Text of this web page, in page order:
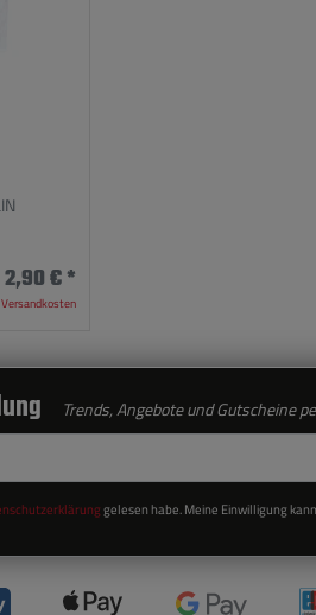
€ *
Versandkosten
Trends, Angebote und Gutscheine
gelesen habe. Meine Einwilligung